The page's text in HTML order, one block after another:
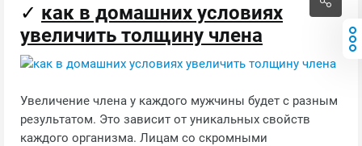
✓ как в домашних условиях
увеличить толщину члена
Увеличение члена у каждого мужчины будет с разным
результатом. Это зависит от уникальных свойств
каждого организма. Лицам со скромными